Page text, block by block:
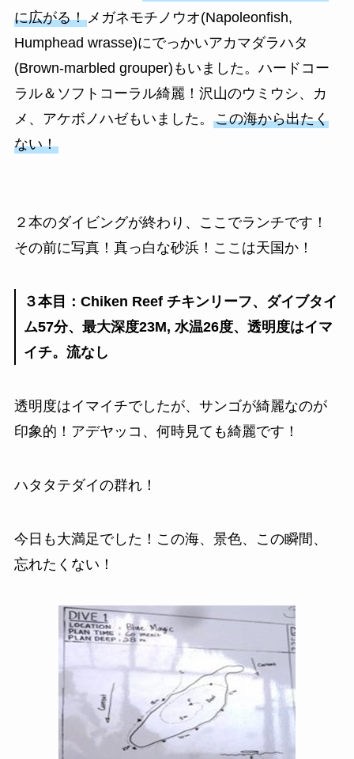
に広がる！メガネモチノウオ(Napoleonfish,
Humphead wrasse)にでっかいアカマダラハタ
(Brown-marbled grouper)もいました。ハードコー
ラル＆ソフトコーラル綺麗！沢山のウミウシ、カ
メ、アケボノハゼもいました。 この海から出たく
ない！
２本のダイビングが終わり、ここでランチです！
その前に写真！真っ白な砂浜！ここは天国か！
３本目：Chiken Reef チキンリーフ、ダイブタイ
ム57分、最大深度23M, 水温26度、透明度はイマ
イチ。流なし
透明度はイマイチでしたが、サンゴが綺麗なのが
印象的！アデヤッコ、何時見ても綺麗です！
ハタタテダイの群れ！
今日も大満足でした！この海、景色、この瞬間、
忘れたくない！